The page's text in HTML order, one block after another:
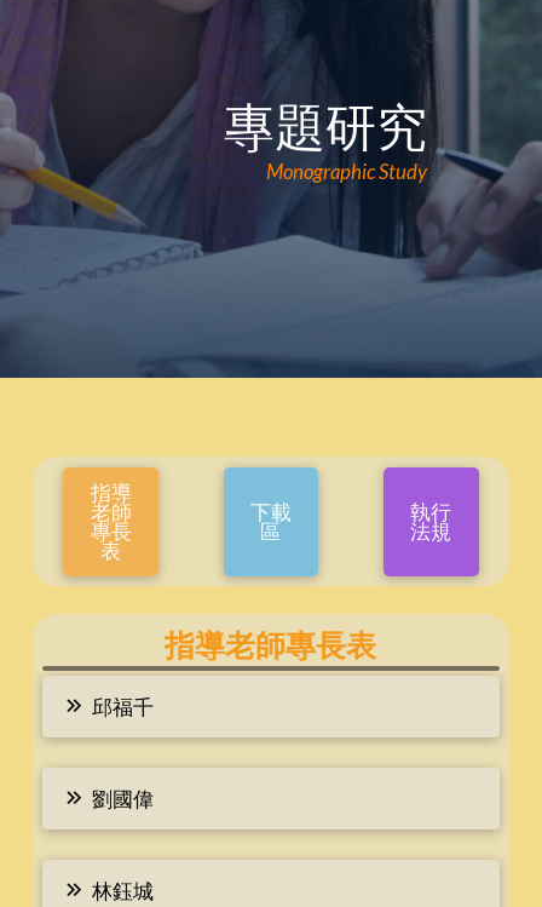
專題研究
Monographic Study
指導
老師
專長
表
下載
區
執行
法規
指導老師專長表
邱福千
劉國偉
林鈺城